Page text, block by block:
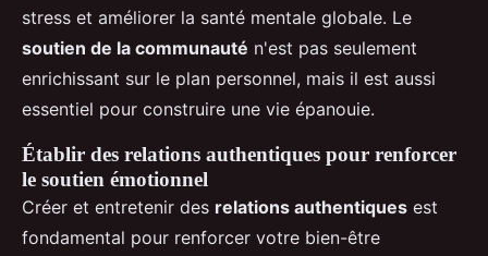
stress et améliorer la santé mentale globale. Le
soutien de la communauté n'est pas seulement
enrichissant sur le plan personnel, mais il est aussi
essentiel pour construire une vie épanouie.
Établir des relations authentiques pour renforcer
le soutien émotionnel
Créer et entretenir des relations authentiques est
fondamental pour renforcer votre bien-être